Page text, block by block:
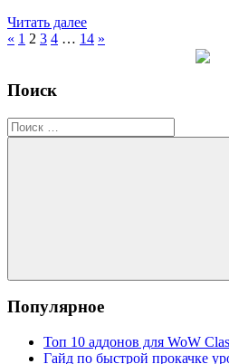
Читать далее
Пагинация
« Предыдущие
1 2 3 4 … 14 Следующие
»
Поиск
Поиск
для:
Поиск
Популярное
Топ 10 аддонов для WoW
Гайд по быстрой прокачке